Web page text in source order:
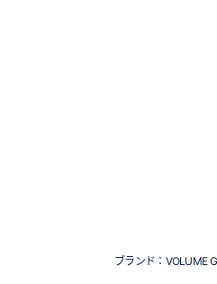
ブランド： VOLUME